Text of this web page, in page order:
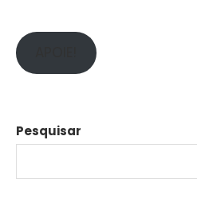
Pesquisar